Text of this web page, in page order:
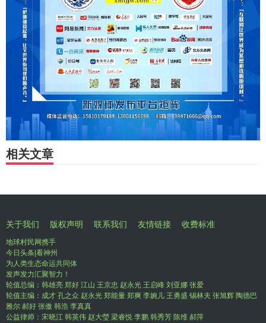
相关文章
关于我们 版权声明 联系我们 友情链接 收费标准
地球村民网携手
今日头条|看神州
为人类生态命运共同体
发声发力汇聚智力！
轮值总编：韩雄亮 郑好 江山 王京忠 赵永光 王启峰 刘亚娜 张爱
轮值主编：成才 孔之众 赵永光 郑能量 郑爽 李婉儿 王勇盛 锡林夫 张旭辉 陶德巴
雅尔 郝好 张傲 韩浩 李真真
公益律师：宋晓江 韩英伟 赵大瑩 梁睿悦 李鹏 韩秀芳 陈维 郝萍